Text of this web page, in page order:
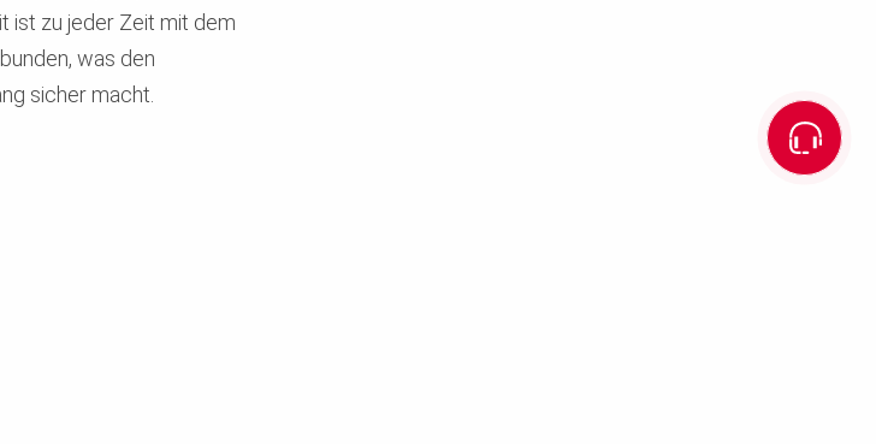
ist zu jeder Zeit mit dem
was den
sicher macht.